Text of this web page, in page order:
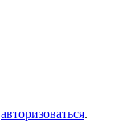
авторизоваться.